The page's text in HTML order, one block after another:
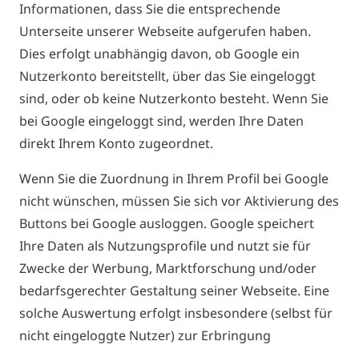
Informationen, dass Sie die entsprechende
Unterseite unserer Webseite aufgerufen haben.
Dies erfolgt unabhängig davon, ob Google ein
Nutzerkonto bereitstellt, über das Sie eingeloggt
sind, oder ob keine Nutzerkonto besteht. Wenn Sie
bei Google eingeloggt sind, werden Ihre Daten
direkt Ihrem Konto zugeordnet.
Wenn Sie die Zuordnung in Ihrem Profil bei Google
nicht wünschen, müssen Sie sich vor Aktivierung des
Buttons bei Google ausloggen. Google speichert
Ihre Daten als Nutzungsprofile und nutzt sie für
Zwecke der Werbung, Marktforschung und/oder
bedarfsgerechter Gestaltung seiner Webseite. Eine
solche Auswertung erfolgt insbesondere (selbst für
nicht eingeloggte Nutzer) zur Erbringung